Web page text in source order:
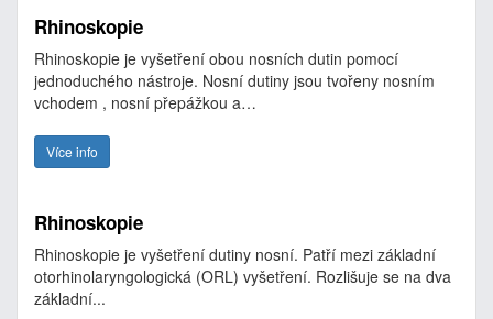
Rhinoskopie
Rhinoskopie je vyšetření obou nosních dutin pomocí
jednoduchého nástroje. Nosní dutiny jsou tvořeny nosním
vchodem , nosní přepážkou a…
Více info
Rhinoskopie
Rhinoskopie je vyšetření dutiny nosní. Patří mezi základní
otorhinolaryngologická (ORL) vyšetření. Rozlišuje se na dva
základní...